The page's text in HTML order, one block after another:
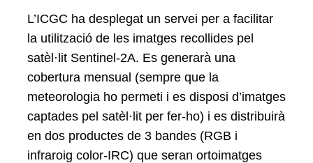
L’ICGC ha desplegat un servei per a facilitar
la utilització de les imatges recollides pel
satèl·lit Sentinel-2A. Es generarà una
cobertura mensual (sempre que la
meteorologia ho permeti i es disposi d’imatges
captades pel satèl·lit per fer-ho) i es distribuirà
en dos productes de 3 bandes (RGB i
infraroig color-IRC) que seran ortoimatges
Search